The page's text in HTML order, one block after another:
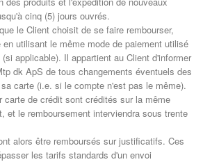
cinq (5) jours ouvrés.
le Client choisit de se faire rembourser,
en utilisant le même mode de paiement utilisé
applicable). Il appartient au Client d'informer
dk ApS de tous changements éventuels des
carte (i.e. si le compte n'est pas le même).
carte de crédit sont crédités sur la même
et le remboursement interviendra sous trente
alors être remboursés sur justificatifs. Ces
les tarifs standards d'un envoi